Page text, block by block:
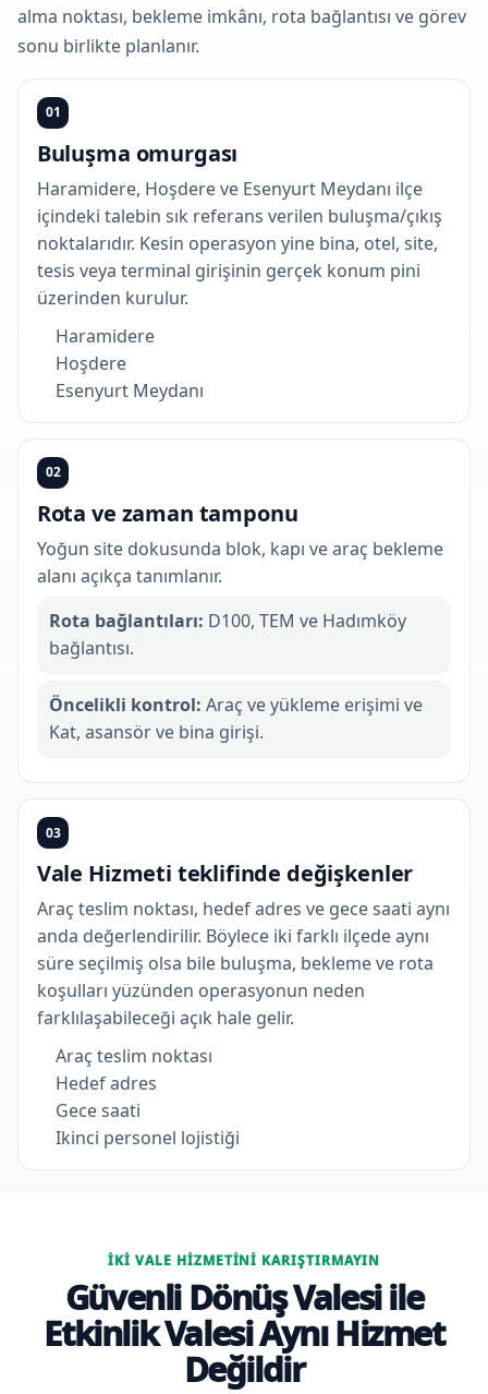
alma noktası, bekleme imkânı, rota bağlantısı ve görev
sonu birlikte planlanır.
01
Buluşma omurgası
Haramidere, Hoşdere ve Esenyurt Meydanı ilçe
içindeki talebin sık referans verilen buluşma/çıkış
noktalarıdır. Kesin operasyon yine bina, otel, site,
tesis veya terminal girişinin gerçek konum pini
üzerinden kurulur.
Haramidere
Hoşdere
Esenyurt Meydanı
02
Rota ve zaman tamponu
Yoğun site dokusunda blok, kapı ve araç bekleme
alanı açıkça tanımlanır.
Rota bağlantıları: D100, TEM ve Hadımköy
bağlantısı.
Öncelikli kontrol: Araç ve yükleme erişimi ve
Kat, asansör ve bina girişi.
03
Vale Hizmeti teklifinde değişkenler
Araç teslim noktası, hedef adres ve gece saati aynı
anda değerlendirilir. Böylece iki farklı ilçede aynı
süre seçilmiş olsa bile buluşma, bekleme ve rota
koşulları yüzünden operasyonun neden
farklılaşabileceği açık hale gelir.
Araç teslim noktası
Hedef adres
Gece saati
Ikinci personel lojistiği
İKI VALE HIZMETINI KARIŞTIRMAYIN
Güvenli Dönüş Valesi ile
Etkinlik Valesi Aynı Hizmet
Değildir